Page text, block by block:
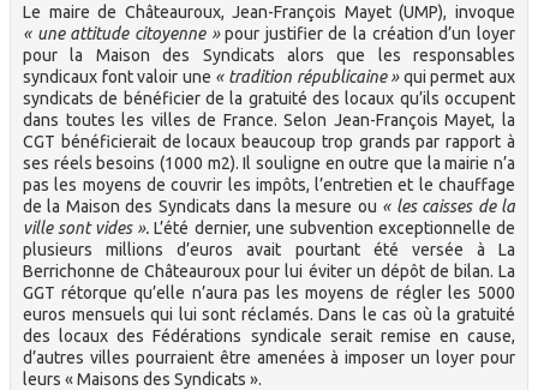
Le maire de Châteauroux, Jean-François Mayet (UMP), invoque
« une attitude citoyenne »pour justifier de la création d’un loyer
pour la Maison des Syndicats alors que les responsables
syndicaux font valoir une « tradition républicaine »qui permet aux
syndicats de bénéficier de la gratuité des locaux qu’ils occupent
dans toutes les villes de France. Selon Jean-François Mayet, la
CGT bénéficierait de locaux beaucoup trop grands par rapport à
ses réels besoins (1000 m2). Il souligne en outre que la mairie n’a
pas les moyens de couvrir les impôts, l’entretien et le chauffage
de la Maison des Syndicats dans la mesure ou « les caisses de la
ville sont vides ». L’été dernier, une subvention exceptionnelle de
plusieurs millions d’euros avait pourtant été versée à La
Berrichonne de Châteauroux pour lui éviter un dépôt de bilan. La
GGT rétorque qu’elle n’aura pas les moyens de régler les 5000
euros mensuels qui lui sont réclamés. Dans le cas où la gratuité
des locaux des Fédérations syndicale serait remise en cause,
d’autres villes pourraient être amenées à imposer un loyer pour
leurs « Maisons des Syndicats ».